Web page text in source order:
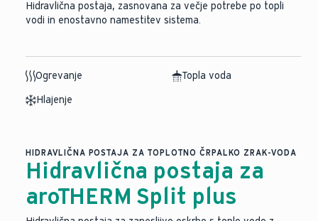
Hidravlična postaja, zasnovana za večje potrebe po topli
vodi in enostavno namestitev sistema.
Ogrevanje
Topla voda
Hlajenje
HIDRAVLIČNA POSTAJA ZA TOPLOTNO ČRPALKO ZRAK-VODA
Hidravlična postaja za
aroTHERM Split plus